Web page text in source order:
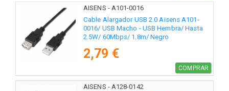
AISENS - A101-0016
Cable Alargador USB 2.0 Aisens A101-
0016/ USB Macho - USB Hembra/ Hasta
2.5W/ 60Mbps/ 1.8m/ Negro
2,79 €
COMPRAR
AISENS - A128-0142